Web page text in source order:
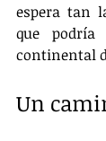
espera tan
que
continental
Un